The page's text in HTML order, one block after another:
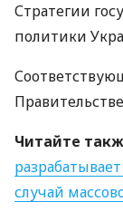
Стратегии
политики
Читайте
случай